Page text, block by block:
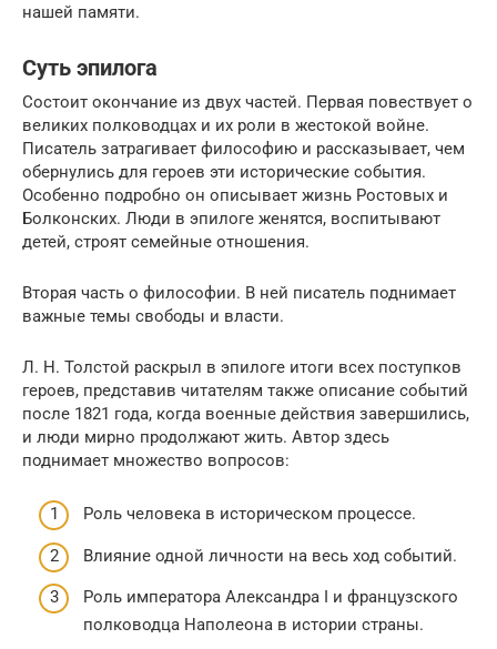
нашей памяти.
Суть эпилога
Состоит окончание из двух частей. Первая повествует о
великих полководцах и их роли в жестокой войне.
Писатель затрагивает философию и рассказывает, чем
обернулись для героев эти исторические события.
Особенно подробно он описывает жизнь Ростовых и
Болконских. Люди в эпилоге женятся, воспитывают
детей, строят семейные отношения.
Вторая часть о философии. В ней писатель поднимает
важные темы свободы и власти.
Л. Н. Толстой раскрыл в эпилоге итоги всех поступков
героев, представив читателям также описание событий
после 1821 года, когда военные действия завершились,
и люди мирно продолжают жить. Автор здесь
поднимает множество вопросов:
Роль человека в историческом процессе.
Влияние одной личности на весь ход событий.
Роль императора Александра I и французского
полководца Наполеона в истории страны.